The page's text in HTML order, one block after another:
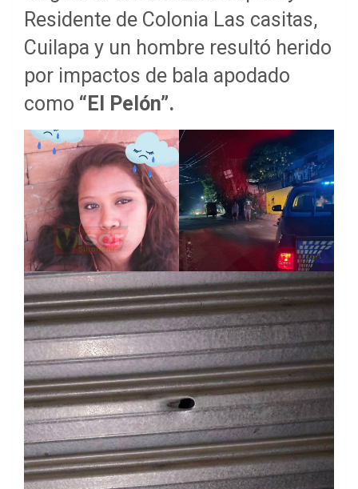
Residente de Colonia Las casitas,
Cuilapa y un hombre resultó herido
por impactos de bala apodado
como “El Pelón”.